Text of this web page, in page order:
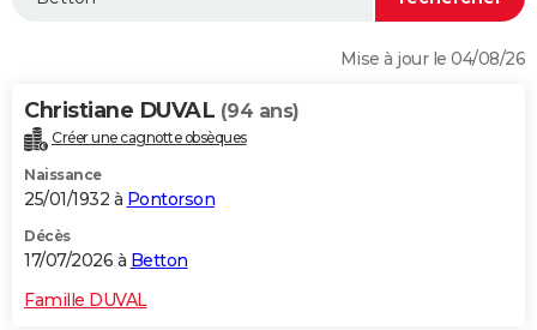
Alimentation
Guide de la santé
Maladies
Médicaments
Sommeil
VOYAGE
Destinations
City break
Voyage nature
Voyage de noces
Forum
Climat
+PHOTO
GUIDES D'ACHAT
Mise à jour le 04/08/26
Christiane DUVAL (94 ans)
Créer une cagnotte obsèques
Naissance
25/01/1932 à Pontorson
Décès
17/07/2026 à Betton
Famille DUVAL